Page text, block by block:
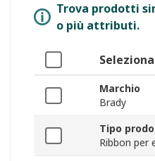
Trova prodotti
o più attributi.
Marchio
Brady
Tipo
Ribbon per